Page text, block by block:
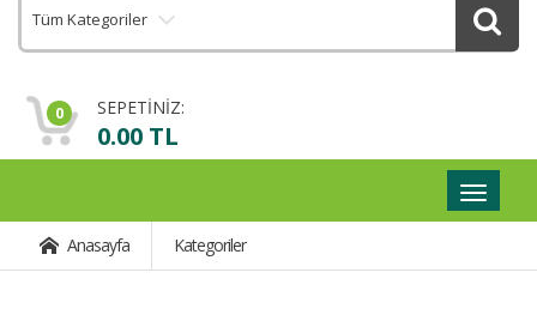
Tüm Kategoriler
0 SEPETİNİZ:
0.00 TL
Geçişli
Anasayfa
Kategoriler